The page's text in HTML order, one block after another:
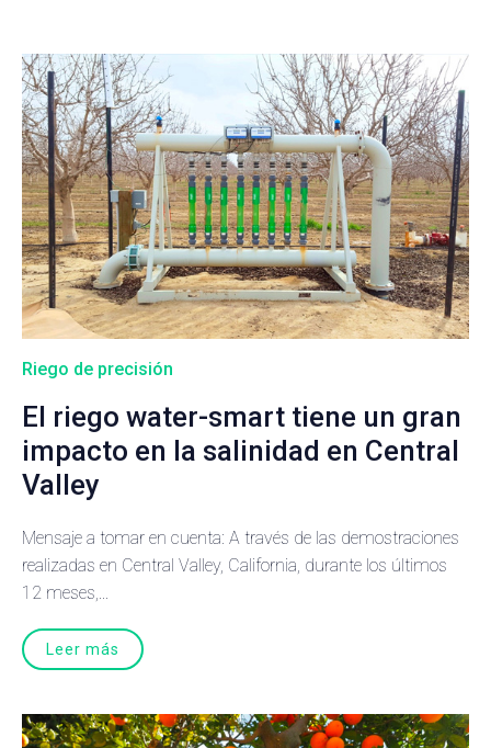
Riego de precisión
El riego water-smart tiene un gran
impacto en la salinidad en Central
Valley
Mensaje a tomar en cuenta: A través de las demostraciones
realizadas en Central Valley, California, durante los últimos
12 meses,...
Leer más